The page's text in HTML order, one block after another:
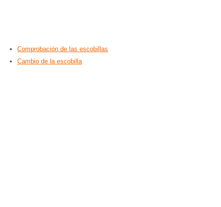
Comprobación de las escobillas
Cambio de la escobilla